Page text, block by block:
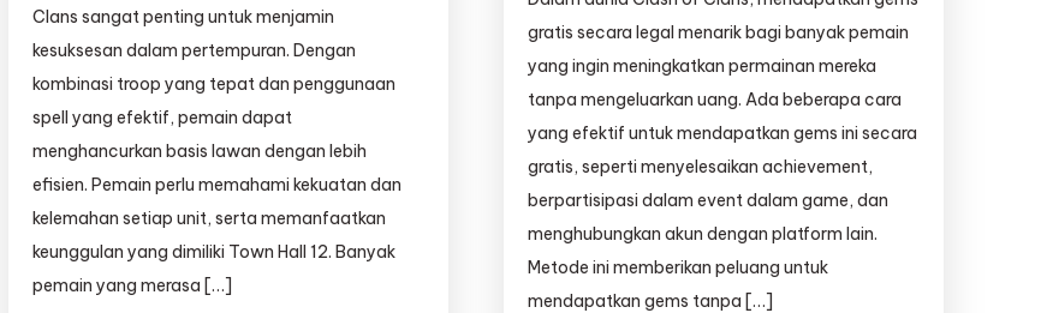
gratis secara legal menarik bagi banyak pemain
yang ingin meningkatkan permainan mereka
tanpa mengeluarkan uang. Ada beberapa cara
yang efektif untuk mendapatkan gems ini secara
gratis, seperti menyelesaikan achievement,
berpartisipasi dalam event dalam game, dan
menghubungkan akun dengan platform lain.
Metode ini memberikan peluang untuk
mendapatkan gems tanpa […]
Clans sangat penting untuk menjamin
kesuksesan dalam pertempuran. Dengan
kombinasi troop yang tepat dan penggunaan
spell yang efektif, pemain dapat
menghancurkan basis lawan dengan lebih
efisien. Pemain perlu memahami kekuatan dan
kelemahan setiap unit, serta memanfaatkan
keunggulan yang dimiliki Town Hall 12. Banyak
pemain yang merasa […]